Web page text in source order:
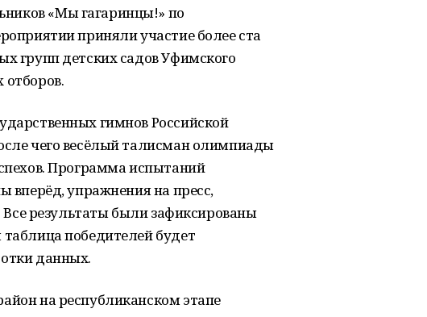
«Мы гагаринцы!» по
приняли участие более ста
групп детских садов Уфимского
гимнов Российской
чего весёлый талисман олимпиады
Программа испытаний
вперёд, упражнения на пресс,
результаты были зафиксированы
победителей будет
данных.
на республиканском этапе